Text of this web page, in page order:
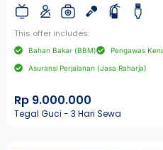
This offer includes:
Bahan Bakar (BBM) Pengawas
Asuransi Perjalanan (Jasa Raharja)
Rp 9.000.000
Tegal Guci - 3 Hari Sewa